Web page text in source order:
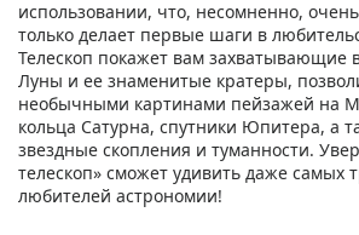
использовании, что, несомненно,
только делает первые шаги в
Телескоп покажет вам захватывающие
Луны и ее знаменитые кратеры,
необычными картинами пейзажей на
кольца Сатурна, спутники Юпитера, а
звездные скопления и туманности.
телескоп» сможет удивить даже самых
любителей астрономии!